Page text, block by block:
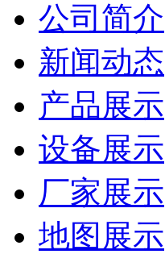
公司简介
新闻动态
产品展示
设备展示
厂家展示
地图展示